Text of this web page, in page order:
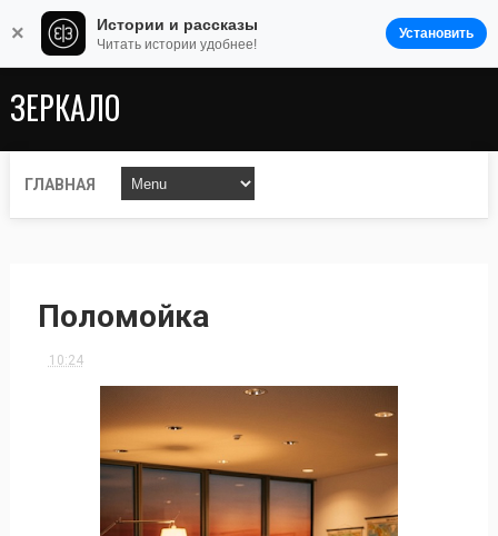
ЗЕРКАЛО
ГЛАВНАЯ
Поломойка
10:24
× Истории и рассказы
Читать истории удобнее!
Установить